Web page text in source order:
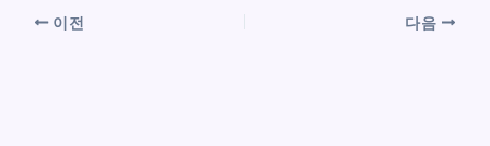
이전 다음